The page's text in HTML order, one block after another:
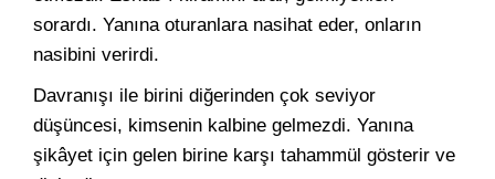
sorardı. Yanına oturanlara nasihat eder, onların
nasibini verirdi.
Davranışı ile birini diğerinden çok seviyor
düşüncesi, kimsenin kalbine gelmezdi. Yanına
şikâyet için gelen birine karşı tahammül gösterir ve